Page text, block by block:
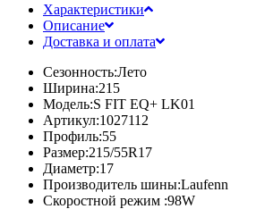
Характеристики
Описание
Доставка и оплата
Сезонность:Лето
Ширина:215
Модель:S FIT EQ+ LK01
Артикул:1027112
Профиль:55
Размер:215/55R17
Диаметр:17
Производитель шины:Laufenn
Скоростной режим :98W